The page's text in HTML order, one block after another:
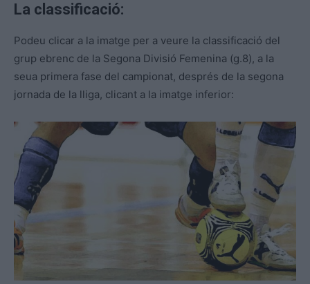
La classificació:
Podeu clicar a la imatge per a veure la classificació del
grup ebrenc de la Segona Divisió Femenina (g.8), a la
seua primera fase del campionat, després de la segona
jornada de la lliga, clicant a la imatge inferior: